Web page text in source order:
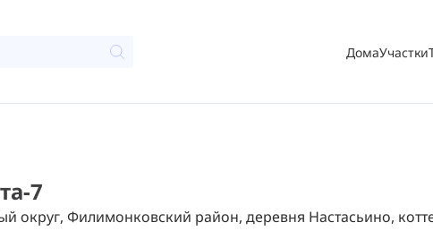
ДомаУчастки
7
округ, Филимонковский район, деревня Настасьино,